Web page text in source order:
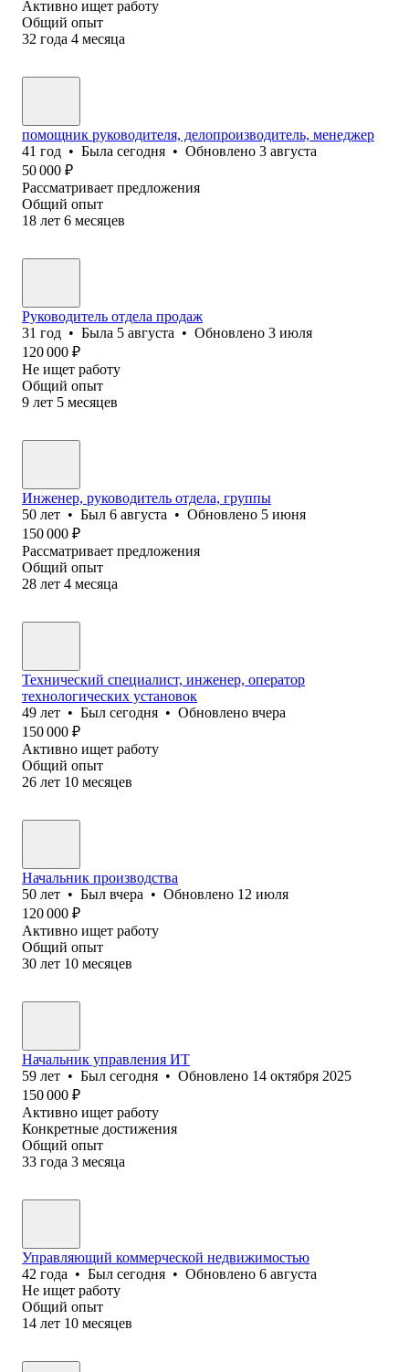
Активно ищет работу
Общий опыт
32 года 4 месяца
помощник руководителя, делопроизводитель, менеджер
41 год • Была сегодня • Обновлено 3 августа
50 000 ₽
Рассматривает предложения
Общий опыт
18 лет 6 месяцев
Руководитель отдела продаж
31 год • Была 5 августа • Обновлено 3 июля
120 000 ₽
Не ищет работу
Общий опыт
9 лет 5 месяцев
Инженер, руководитель отдела, группы
50 лет • Был 6 августа • Обновлено 5 июня
150 000 ₽
Рассматривает предложения
Общий опыт
28 лет 4 месяца
Технический специалист, инженер, оператор
технологических установок
49 лет • Был сегодня • Обновлено вчера
150 000 ₽
Активно ищет работу
Общий опыт
26 лет 10 месяцев
Начальник производства
50 лет • Был вчера • Обновлено 12 июля
120 000 ₽
Активно ищет работу
Общий опыт
30 лет 10 месяцев
Начальник управления ИТ
59 лет • Был сегодня • Обновлено 14 октября 2025
150 000 ₽
Активно ищет работу
Конкретные достижения
Общий опыт
33 года 3 месяца
Управляющий коммерческой недвижимостью
42 года • Был сегодня • Обновлено 6 августа
Не ищет работу
Общий опыт
14 лет 10 месяцев